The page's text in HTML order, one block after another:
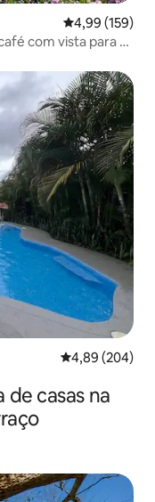
4,99 de uma
4,99 (159)
com vista para o
4,89 de uma
4,89 (204)
casas na